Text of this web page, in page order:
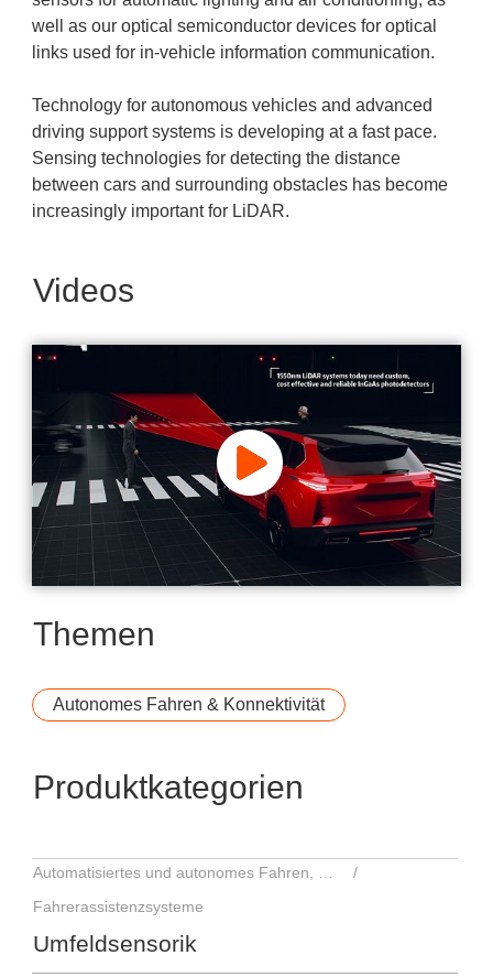
well as our optical semiconductor devices for optical
links used for in-vehicle information communication.
Technology for autonomous vehicles and advanced
driving support systems is developing at a fast pace.
Sensing technologies for detecting the distance
between cars and surrounding obstacles has become
increasingly important for LiDAR.
Videos
Hamamatsu Photonics
Solutions for
Automotive LiDAR
Themen
Autonomes Fahren & Konnektivität
Produktkategorien
Automatisiertes und autonomes Fahren, Fahrerassistenzsysteme
Fahrerassistenzsysteme
Umfeldsensorik